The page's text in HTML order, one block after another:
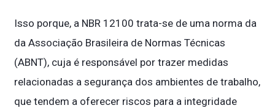
Isso porque, a NBR 12100 trata-se de uma norma da
da Associação Brasileira de Normas Técnicas
(ABNT), cuja é responsável por trazer medidas
relacionadas a segurança dos ambientes de trabalho,
que tendem a oferecer riscos para a integridade